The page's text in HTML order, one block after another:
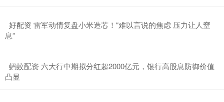
​好配资 雷军动情复盘小米造芯！“难以言说的焦虑 压力让人窒
息”
​蚂蚊配资 六大行中期拟分红超2000亿元，银行高股息防御价值
凸显